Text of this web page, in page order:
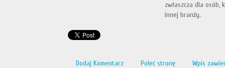
zwłaszcza dla
innej branży.
Dodaj Komentarz Poleć stronę Wpis